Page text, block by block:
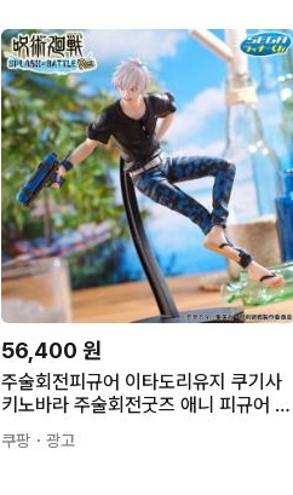
56,400 원
주술회전피규어 이타도리유지 쿠기사
키노바라 주술회전굿즈 애니 피규어 레
쿠팡 ・광고